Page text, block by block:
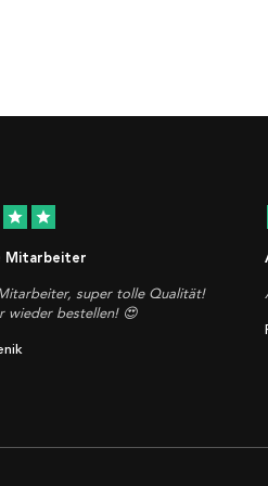
star star
Mitarbeiter
super tolle Qualität!
wieder bestellen! 😍